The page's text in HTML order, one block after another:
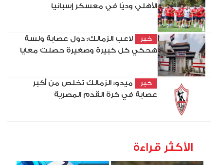
الأهلي وديًا في معسكر إسبانيا
خبر
لاعب الزمالك: دول عصابة ولسة
هحكي كل كبيرة وصغيرة حصلت معايا
خبر
ميدو: الزمالك تخلص من أكبر
عصابة في كرة القدم المصرية
الأكثر قراءة